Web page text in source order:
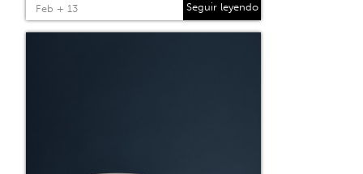
Feb + 13 Seguir leyendo